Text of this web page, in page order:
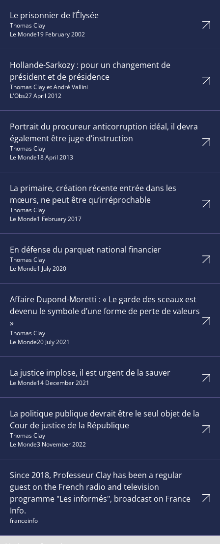
Le prisonnier de l’Élysée
Thomas Clay
Le Monde19 February 2002
Hollande-Sarkozy : pour un changement de
président et de présidence
Thomas Clay et André Vallini
L'Obs27 April 2012
Portrait du procureur anticorruption idéal, il devra
également être juge d’instruction
Thomas Clay
Le Monde18 April 2013
La primaire, création récente entrée dans les
mœurs, ne peut être qu’irréprochable
Thomas Clay
Le Monde1 February 2017
En défense du parquet national financier
Thomas Clay
Le Monde1 July 2020
Affaire Dupond-Moretti : « Le garde des sceaux est
devenu le symbole d’une forme de perte de valeurs
»
Thomas Clay
Le Monde20 July 2021
La justice implose, il est urgent de la sauver
Le Monde14 December 2021
La politique publique devrait être le seul objet de la
Cour de justice de la République
Thomas Clay
Le Monde3 November 2022
Since 2018, Professeur Clay has been a regular
guest on the French radio and television
programme "Les informés", broadcast on France
Info.
franceinfo